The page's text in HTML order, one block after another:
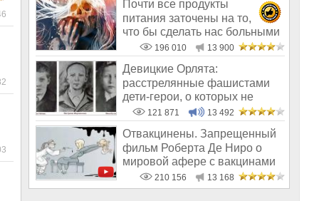
Почти все продукты
питания заточены на то,
что бы сделать нас больными
и бесплодным
196 010 13 900
Девицкие Орлята:
расстрелянные фашистами
дети-герои, о которых не
рассказывают в шк
121 871 13 492
Отвакцинены. Запрещенный
фильм Роберта Де Ниро о
мировой афере с вакцинами
210 156 13 168